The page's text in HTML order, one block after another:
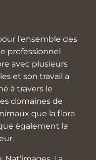
l’ensemble des
professionnel
avec plusieurs
et son travail a
à travers le
domaines de
que la flore
également la